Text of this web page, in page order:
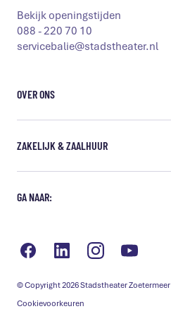
Bekijk openingstijden
088 - 220 70 10
servicebalie@stadstheater.nl
OVER ONS
Steun het Stadstheater
Educatie
Samenwerkingen
ZAKELIJK & ZAALHUUR
Borrels & diner
Grote zaal huren
GA NAAR:
Veelgestelde vragen
Technische gegevens
ANBI Verantwoording
© Copyright 2026 Stadstheater Zoetermeer
Cookievoorkeuren